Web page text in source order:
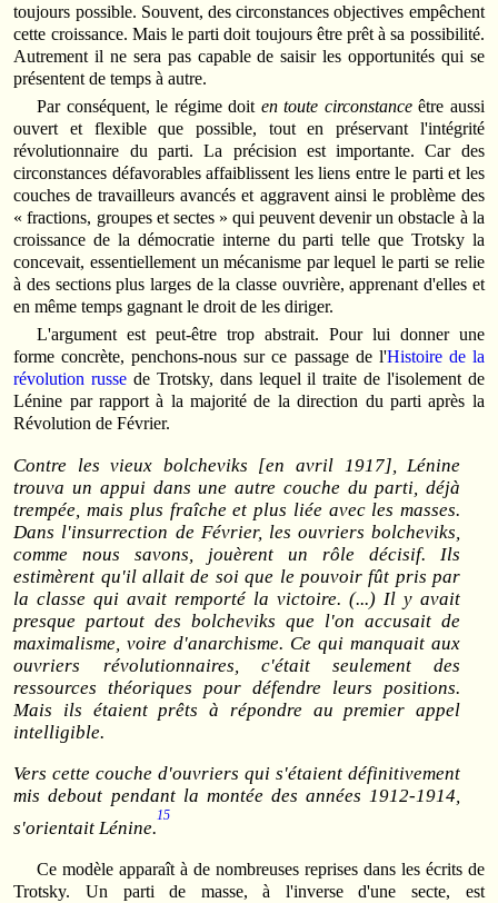
toujours possible. Souvent, des circonstances objectives empêchent
cette croissance. Mais le parti doit toujours être prêt à sa possibilité.
Autrement il ne sera pas capable de saisir les opportunités qui se
présentent de temps à autre.
Par conséquent, le régime doit en toute circonstanceêtre aussi
ouvert et flexible que possible, tout en préservant l'intégrité
révolutionnaire du parti. La précision est importante. Car des
circonstances défavorables affaiblissent les liens entre le parti et les
couches de travailleurs avancés et aggravent ainsi le problème des
« fractions, groupes et sectes » qui peuvent devenir un obstacle à la
croissance de la démocratie interne du parti telle que Trotsky la
concevait, essentiellement un mécanisme par lequel le parti se relie
à des sections plus larges de la classe ouvrière, apprenant d'elles et
en même temps gagnant le droit de les diriger.
L'argument est peut-être trop abstrait. Pour lui donner une
forme concrète, penchons-nous sur ce passage de l'Histoire de la
révolution russe de Trotsky, dans lequel il traite de l'isolement de
Lénine par rapport à la majorité de la direction du parti après la
Révolution de Février.
Contre les vieux bolcheviks [en avril 1917], Lénine
trouva un appui dans une autre couche du parti, déjà
trempée, mais plus fraîche et plus liée avec les masses.
Dans l'insurrection de Février, les ouvriers bolcheviks,
comme nous savons, jouèrent un rôle décisif. Ils
estimèrent qu'il allait de soi que le pouvoir fût pris par
la classe qui avait remporté la victoire. (...) Il y avait
presque partout des bolcheviks que l'on accusait de
maximalisme, voire d'anarchisme. Ce qui manquait aux
ouvriers révolutionnaires, c'était seulement des
ressources théoriques pour défendre leurs positions.
Mais ils étaient prêts à répondre au premier appel
intelligible.
Vers cette couche d'ouvriers qui s'étaient définitivement
mis debout pendant la montée des années 1912-1914,
s'orientait Lénine.
15
Ce modèle apparaît à de nombreuses reprises dans les écrits de
Trotsky. Un parti de masse, à l'inverse d'une secte, est